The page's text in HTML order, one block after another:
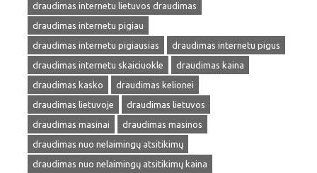
draudimas internetu lietuvos draudimas
draudimas internetu pigiau
draudimas internetu pigiausias
draudimas internetu pigus
draudimas internetu skaiciuokle
draudimas kaina
draudimas kasko
draudimas kelionei
draudimas lietuvoje
draudimas lietuvos
draudimas masinai
draudimas masinos
draudimas nuo nelaimingų atsitikimų
draudimas nuo nelaimingų atsitikimų kaina